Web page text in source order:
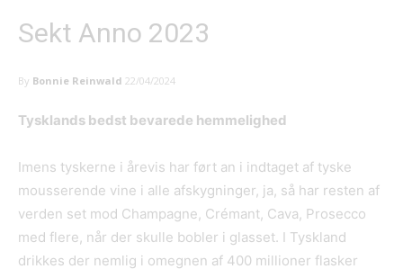
Sekt Anno 2023
By Bonnie Reinwald 22/04/2024
Tysklands bedst bevarede hemmelighed
Imens tyskerne i årevis har ført an i indtaget af tyske
mousserende vine i alle afskygninger, ja, så har resten af
verden set mod Champagne, Crémant, Cava, Prosecco
med flere, når der skulle bobler i glasset. I Tyskland
drikkes der nemlig i omegnen af 400 millioner flasker